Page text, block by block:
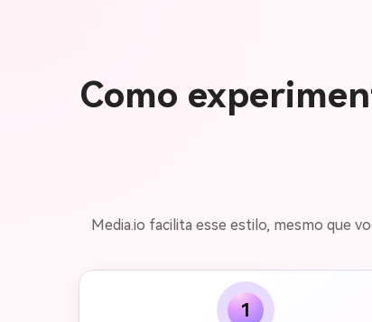
Como
Media.io facilita esse estilo, mesmo que
1